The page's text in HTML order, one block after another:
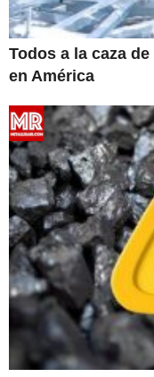
Todos a la caza
en América